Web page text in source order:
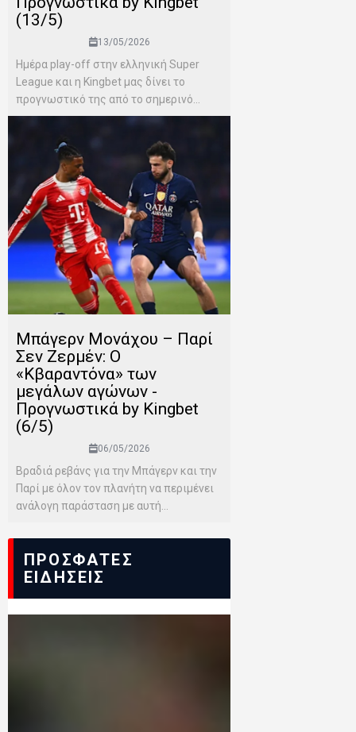
(13/5)
13/05/2026
Ημέρα play-off στην ελληνική Super
League και η Kingbet μας δίνει το
προγνωστικό της από το σημερινό...
Μπάγερν Μονάχου – Παρί
Σεν Ζερμέν: Ο
«Κβαραντόνα» των
μεγάλων αγώνων -
Προγνωστικά by Kingbet
(6/5)
06/05/2026
Βραδιά ρεβάνς για την Μπάγερν και την
Παρί με όλον τον πλανήτη να περιμένει
ανάλογη παράσταση με αυτή...
ΠΡΟΣΦΑΤΕΣ
ΕΙΔΗΣΕΙΣ